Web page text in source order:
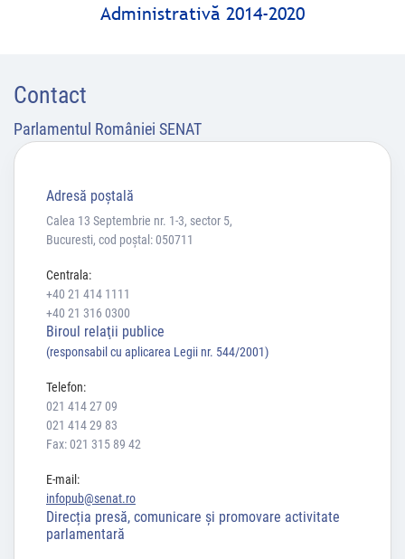
Administrativă 2014-2020
Contact
Parlamentul României SENAT
Adresă poştală
Calea 13 Septembrie nr. 1-3, sector 5,
Bucuresti, cod poștal: 050711
Centrala:
+40 21 414 1111
+40 21 316 0300
Biroul relaţii publice
(responsabil cu aplicarea Legii nr. 544/2001)
Telefon:
021 414 27 09
021 414 29 83
Fax: 021 315 89 42
E-mail:
infopub@senat.ro
Direcția presă, comunicare și promovare activitate
parlamentară